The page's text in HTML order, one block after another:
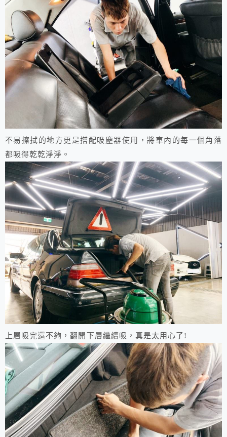
不易擦拭的地方更是搭配吸塵器使用，將車內的每一個角落
都吸得乾乾淨淨。
上層吸完還不夠，翻開下層繼續吸，真是太用心了!